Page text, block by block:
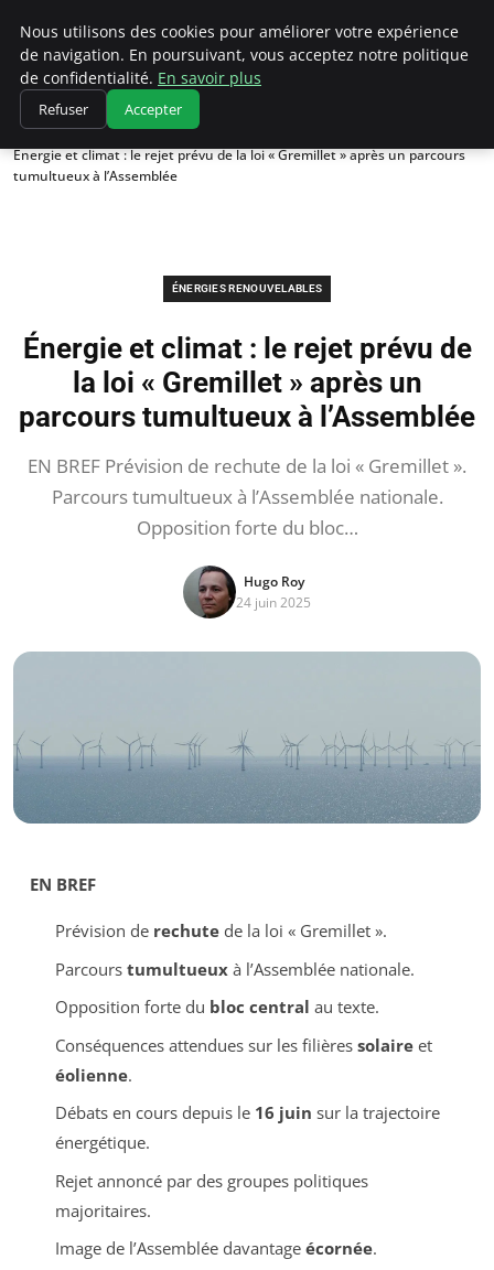
Climatedebtagents
Accueil
Énergies Renouvelables
Énergie et climat : le rejet prévu de la loi « Gremillet » après un parcours
tumultueux à l’Assemblée
ÉNERGIES RENOUVELABLES
Énergie et climat : le rejet prévu de
la loi « Gremillet » après un
parcours tumultueux à l’Assemblée
EN BREF Prévision de rechute de la loi « Gremillet ».
Parcours tumultueux à l’Assemblée nationale.
Opposition forte du bloc…
Hugo Roy
24 juin 2025
EN BREF
Prévision de rechutede la loi « Gremillet ».
Parcours tumultueuxà l’Assemblée nationale.
Opposition forte du bloc central au texte.
Conséquences attendues sur les filières solaireet
éolienne.
Débats en cours depuis le 16 juin sur la trajectoire
énergétique.
Rejet annoncé par des groupes politiques
majoritaires.
Image de l’Assemblée davantage écornée.
Nous utilisons des cookies pour améliorer votre expérience
de navigation. En poursuivant, vous acceptez notre politique
de confidentialité. En savoir plus
Refuser Accepter